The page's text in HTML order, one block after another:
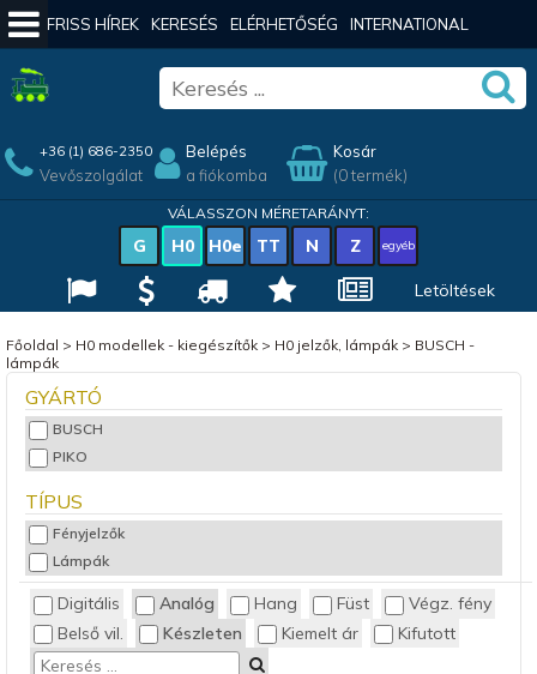
FRISS HÍREK KERESÉS ELÉRHETŐSÉG INTERNATIONAL
+36 (1) 686-2350
Vevőszolgálat
Belépés
a fiókomba
Kosár
(0 termék)
VÁLASSZON MÉRETARÁNYT:
G H0 H0e TT N Z egyéb
Letöltések
Főoldal > H0 modellek - kiegészítők> H0 jelzők, lámpák> BUSCH -
lámpák
GYÁRTÓ
BUSCH
PIKO
TÍPUS
Fényjelzők
Lámpák
Digitális Analóg Hang Füst
Végz. fény
Belső vil.
Készleten Kiemelt ár Kifutott